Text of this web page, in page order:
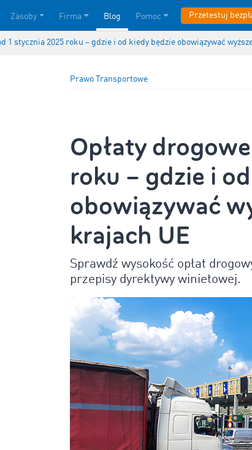
Zasoby Firma Blog Pomoc Przetestuj
1 stycznia 2025 roku – gdzie i od kiedy będzie obowiązywać
Prawo Transportowe
Opłaty
roku – gdzie i
obowiązywać
krajach UE
Sprawdź wysokość opłat
przepisy dyrektywy winietowej.